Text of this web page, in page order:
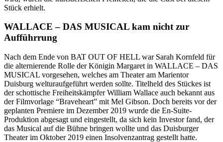
Stück erhielt.
WALLACE – DAS MUSICAL kam nicht zur
Aufführrung
Nach dem Ende von BAT OUT OF HELL war Sarah Kornfeld für
die alternierende Rolle der Königin Margaret in WALLACE – DAS
MUSICAL vorgesehen, welches am Theater am Marientor
Duisburg welturaufgeführt werden sollte. Titelheld des Stückes ist
der schottische Freiheitskämpfer William Wallace auch bekannt aus
der Filmvorlage “Braveheart” mit Mel Gibson. Doch bereits vor der
geplanten Premiere im Dezember 2019 wurde die En-Suite-
Produktion abgesagt und eingestellt, da sich kein Investor fand, der
das Musical auf die Bühne bringen wollte und das Duisburger
Theater im Oktober 2019 einen Insolvenzantrag gestellt hatte.